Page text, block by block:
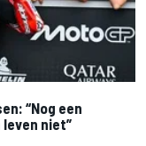
“Nog een
niet”